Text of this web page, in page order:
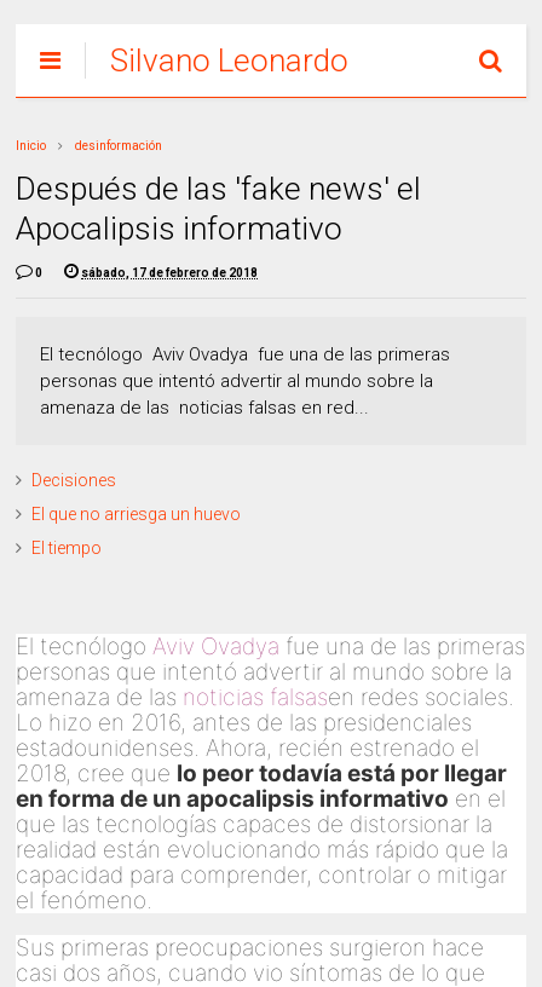
Silvano Leonardo
Inicio desinformación
Después de las 'fake news' el
Apocalipsis informativo
0 sábado, 17 de febrero de 2018
El tecnólogo Aviv Ovadya fue una de las primeras
personas que intentó advertir al mundo sobre la
amenaza de las noticias falsas en red...
Decisiones
El que no arriesga un huevo
El tiempo
El tecnólogoAviv Ovadya fue una de las primeras
personas que intentó advertir al mundo sobre la
amenaza de las noticias falsasen redes sociales.
Lo hizo en 2016, antes de las presidenciales
estadounidenses. Ahora, recién estrenado el
2018, cree que lo peor todavía está por llegar
en forma de un apocalipsis informativo en el
que las tecnologías capaces de distorsionar la
realidad están evolucionando más rápido que la
capacidad para comprender, controlar o mitigar
el fenómeno.
Sus primeras preocupaciones surgieron hace
casi dos años, cuando vio síntomas de lo que